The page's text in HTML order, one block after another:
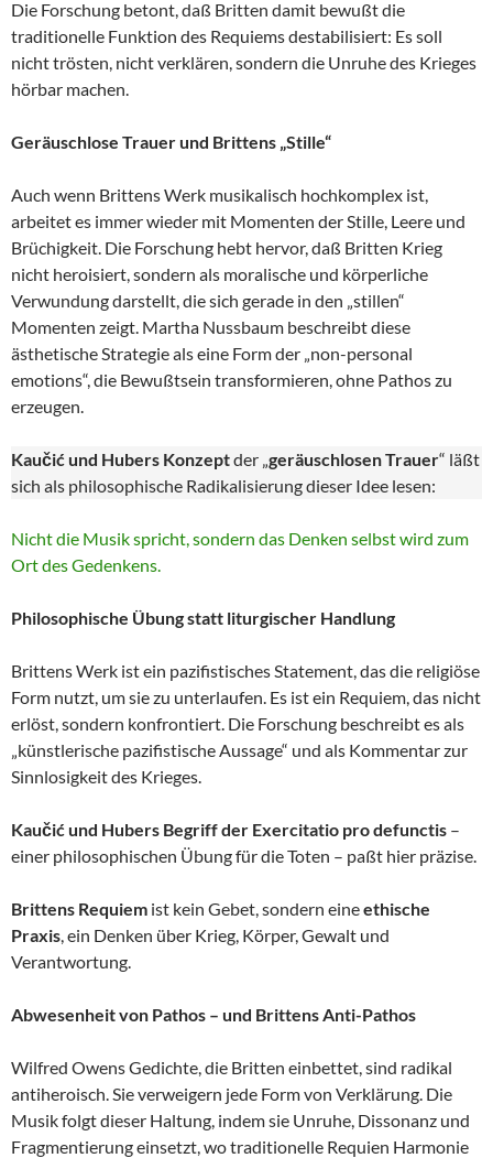
Die Forschung betont, daß Britten damit bewußt die
traditionelle Funktion des Requiems destabilisiert: Es soll
nicht trösten, nicht verklären, sondern die Unruhe des Krieges
hörbar machen.
Geräuschlose Trauer und Brittens „Stille“
Auch wenn Brittens Werk musikalisch hochkomplex ist,
arbeitet es immer wieder mit Momenten der Stille, Leere und
Brüchigkeit. Die Forschung hebt hervor, daß Britten Krieg
nicht heroisiert, sondern als moralische und körperliche
Verwundung darstellt, die sich gerade in den „stillen“
Momenten zeigt. Martha Nussbaum beschreibt diese
ästhetische Strategie als eine Form der „non-personal
emotions“, die Bewußtsein transformieren, ohne Pathos zu
erzeugen.
Kaučić und Hubers Konzeptder „geräuschlosen Trauer“ läßt
sich als philosophische Radikalisierung dieser Idee lesen:
Nicht die Musik spricht, sondern das Denken selbst wird zum
Ort des Gedenkens.
Philosophische Übung statt liturgischer Handlung
Brittens Werk ist ein pazifistisches Statement, das die religiöse
Form nutzt, um sie zu unterlaufen. Es ist ein Requiem, das nicht
erlöst, sondern konfrontiert. Die Forschung beschreibt es als
„künstlerische pazifistische Aussage“ und als Kommentar zur
Sinnlosigkeit des Krieges.
Kaučić und Hubers Begriff der Exercitatio pro defunctis –
einer philosophischen Übung für die Toten – paßt hier präzise.
Brittens Requiem ist kein Gebet, sondern eineethische
Praxis, ein Denken über Krieg, Körper, Gewalt und
Verantwortung.
Abwesenheit von Pathos – und Brittens Anti-Pathos
Wilfred Owens Gedichte, die Britten einbettet, sind radikal
antiheroisch. Sie verweigern jede Form von Verklärung. Die
Musik folgt dieser Haltung, indem sie Unruhe, Dissonanz und
Fragmentierung einsetzt, wo traditionelle Requien Harmonie